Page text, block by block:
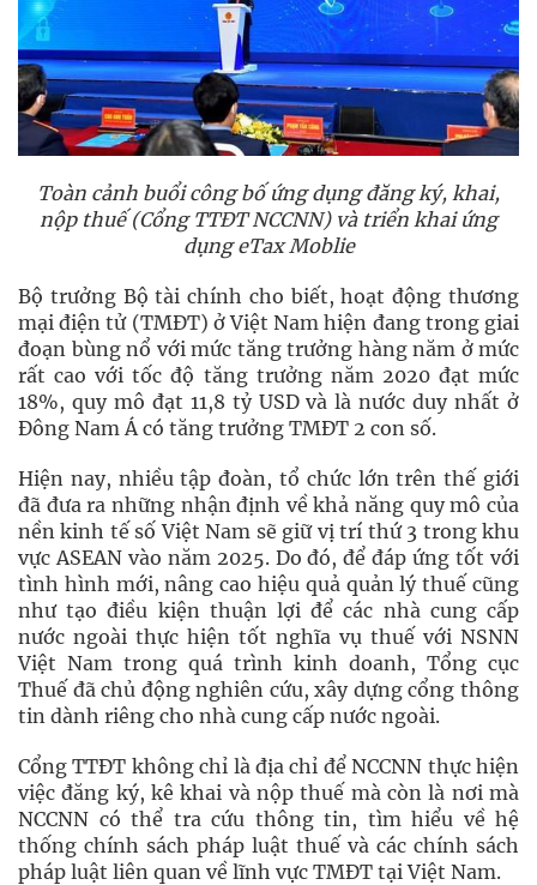
Toàn cảnh buổi công bố ứng dụng đăng ký, khai,
nộp thuế (Cổng TTĐT NCCNN) và triển khai ứng
dụng eTax Moblie
Bộ trưởng Bộ tài chính cho biết, hoạt động thương
mại điện tử (TMĐT) ở Việt Nam hiện đang trong giai
đoạn bùng nổ với mức tăng trưởng hàng năm ở mức
rất cao với tốc độ tăng trưởng năm 2020 đạt mức
18%, quy mô đạt 11,8 tỷ USD và là nước duy nhất ở
Đông Nam Á có tăng trưởng TMĐT 2 con số.
Hiện nay, nhiều tập đoàn, tổ chức lớn trên thế giới
đã đưa ra những nhận định về khả năng quy mô của
nền kinh tế số Việt Nam sẽ giữ vị trí thứ 3 trong khu
vực ASEAN vào năm 2025. Do đó, để đáp ứng tốt với
tình hình mới, nâng cao hiệu quả quản lý thuế cũng
như tạo điều kiện thuận lợi để các nhà cung cấp
nước ngoài thực hiện tốt nghĩa vụ thuế với NSNN
Việt Nam trong quá trình kinh doanh, Tổng cục
Thuế đã chủ động nghiên cứu, xây dựng cổng thông
tin dành riêng cho nhà cung cấp nước ngoài.
Cổng TTĐT không chỉ là địa chỉ để NCCNN thực hiện
việc đăng ký, kê khai và nộp thuế mà còn là nơi mà
NCCNN có thể tra cứu thông tin, tìm hiểu về hệ
thống chính sách pháp luật thuế và các chính sách
pháp luật liên quan về lĩnh vực TMĐT tại Việt Nam.